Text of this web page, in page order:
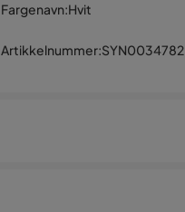
Fargenavn:Hvit
Artikkelnummer:SYN0034782